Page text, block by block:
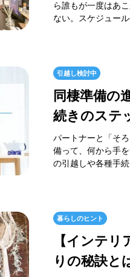
ら誰もが一度はあ
ない。スケジュー
引越し検討中
同棲準備の
続きのステ
パートナーと「そ
備って、何から手
の引越しや各種手
暮らしのヒント
【インテ
りの秘訣と